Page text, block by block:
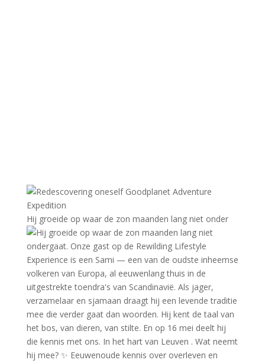
Hij groeide op waar de zon maanden lang niet onder